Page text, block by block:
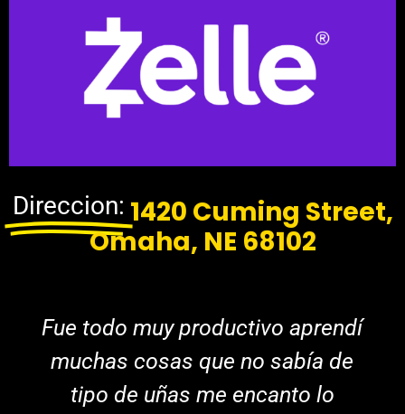
Direccion: 1420 Cuming Street,
Omaha, NE 68102
Fue todo muy productivo aprendí
muchas cosas que no sabía de
tipo de uñas me encanto lo